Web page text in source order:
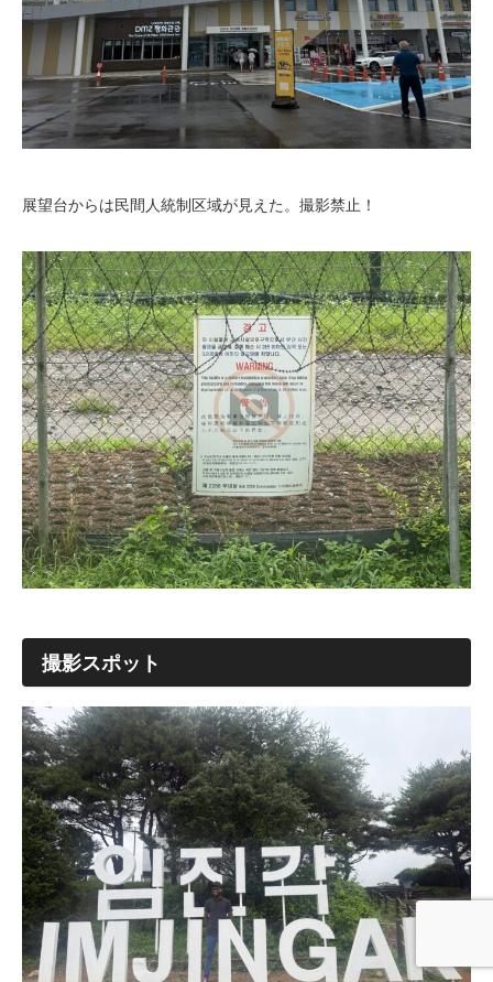
展望台からは民間人統制区域が見えた。撮影禁止！
撮影スポット